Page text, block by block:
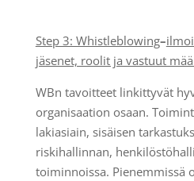
Step 3: Whistleblowing–
jäsenet, roolit ja vastuut
WBn tavoitteet linkittyvät
organisaation osaan.
lakiasiain, sisäisen
riskihallinnan,
toiminnoissa. Pienemmissä